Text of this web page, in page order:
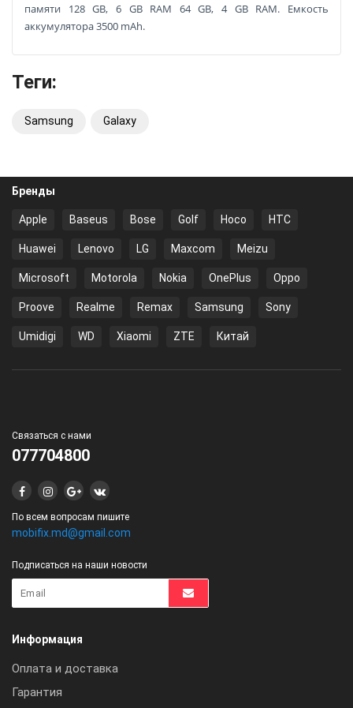
памяти 128 GB, 6 GB RAM 64 GB, 4 GB RAM. Емкость
аккумулятора 3500 mAh.
Теги:
Samsung Galaxy
Бренды
Apple Baseus Bose Golf Hoco HTC
Huawei Lenovo LG Maxcom Meizu
Microsoft Motorola Nokia OnePlus Oppo
Proove Realme Remax Samsung Sony
Umidigi WD Xiaomi ZTE Китай
Связаться с нами
077704800
По всем вопросам пишите
mobifix.md@gmail.com
Подписаться на наши новости
Информация
Оплата и доставка
Гарантия